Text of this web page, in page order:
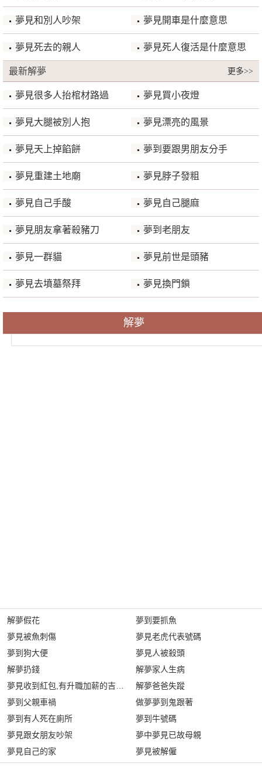
夢見和別人吵架 夢見開車是什麼意思
夢見死去的親人 夢見死人復活是什麼意思
更多>>
最新解夢
夢見很多人抬棺材路過 夢見買小夜燈
夢見大腿被別人抱 夢見漂亮的風景
夢見天上掉餡餅 夢到要跟男朋友分手
夢見重建土地廟 夢見脖子發粗
夢見自己手酸 夢見自己腿麻
夢見朋友拿著殺豬刀 夢到老朋友
夢見一群貓 夢見前世是頭豬
夢見去墳墓祭拜 夢見換門鎖
解夢
解夢假花
夢見被魚刺傷
夢到狗大便
解夢扔錢
夢見收到紅包,有升職加薪的吉兆嗎?
夢到父親車禍
夢到有人死在廁所
夢見跟女朋友吵架
夢見自己的家
夢到要抓魚
夢見老虎代表號碼
夢見人被殺頭
解夢家人生病
解夢爸爸失蹤
做夢夢到鬼跟著
夢到牛號碼
夢中夢見已故母親
夢見被解僱